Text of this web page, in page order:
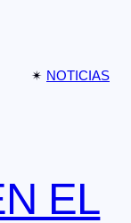
✴︎ NOTICIAS
EL